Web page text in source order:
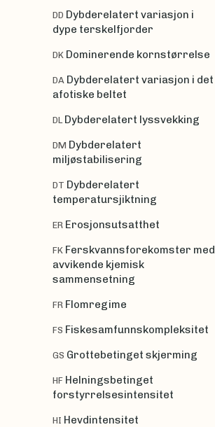
DD Dybderelatert variasjon i
dype terskelfjorder
DK Dominerende kornstørrelse
DA Dybderelatert variasjon i det
afotiske beltet
DL Dybderelatert lyssvekking
DM Dybderelatert
miljøstabilisering
DT Dybderelatert
temperatursjiktning
ER Erosjonsutsatthet
FK Ferskvannsforekomster med
avvikende kjemisk
sammensetning
FR Flomregime
FS Fiskesamfunnskompleksitet
GS Grottebetinget skjerming
HF Helningsbetinget
forstyrrelsesintensitet
HI Hevdintensitet